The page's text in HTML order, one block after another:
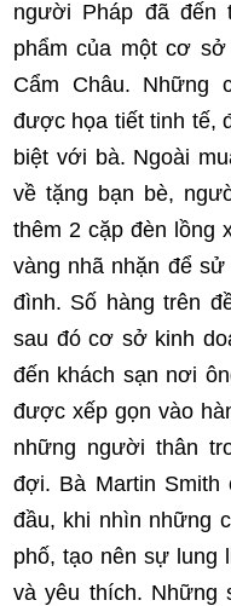
người Pháp đã đến
phẩm của một cơ
Cẩm Châu. Những
được họa tiết tinh tế,
biệt với bà. Ngoài
về tặng bạn bè,
thêm 2 cặp đèn lồng
vàng nhã nhặn để
đình. Số hàng trên
sau đó cơ sở kinh
đến khách sạn nơi
được xếp gọn vào
những người thân
đợi. Bà Martin
đầu, khi nhìn những
phố, tạo nên sự lung
và yêu thích. Những